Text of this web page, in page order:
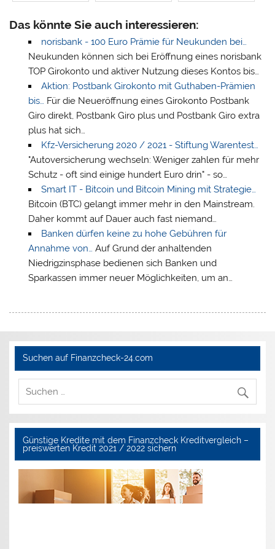
Das könnte Sie auch interessieren:
norisbank - 100 Euro Prämie für Neukunden bei…
Neukunden können sich bei Eröffnung eines norisbank
TOP Girokonto und aktiver Nutzung dieses Kontos bis…
Aktion: Postbank Girokonto mit Guthaben-Prämien
bis… Für die Neueröffnung eines Girokonto Postbank
Giro direkt, Postbank Giro plus und Postbank Giro extra
plus hat sich…
Kfz-Versicherung 2020 / 2021 - Stiftung Warentest…
"Autoversicherung wechseln: Weniger zahlen für mehr
Schutz - oft sind einige hundert Euro drin" - so…
Smart IT - Bitcoin und Bitcoin Mining mit Strategie…
Bitcoin (BTC) gelangt immer mehr in den Mainstream.
Daher kommt auf Dauer auch fast niemand…
Banken dürfen keine zu hohe Gebühren für
Annahme von… Auf Grund der anhaltenden
Niedrigzinsphase bedienen sich Banken und
Sparkassen immer neuer Möglichkeiten, um an…
Suchen auf Finanzcheck-24.com
Günstige Kredite mit dem Finanzcheck Kreditvergleich –
preiswerten Kredit 2021 / 2022 sichern